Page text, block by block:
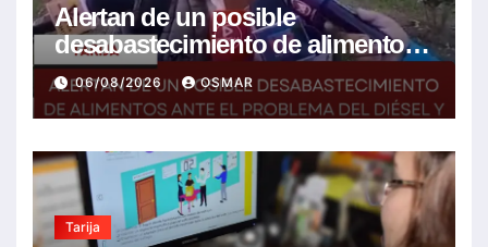
Alertan de un posible
desabastecimiento de alimentos
ante el problema del diésel y el
encarecimiento de insumos
agrícolas
06/08/2026 OSMAR
Tarija